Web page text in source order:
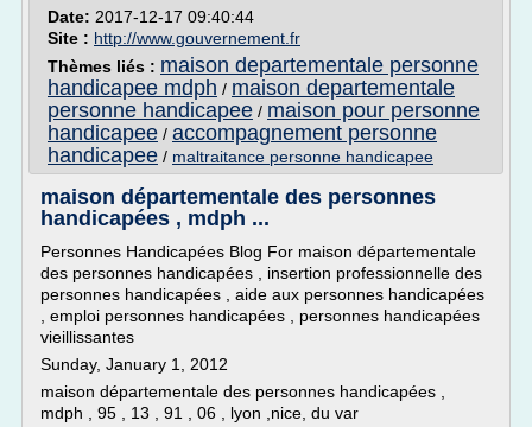
Date: 2017-12-17 09:40:44
Site : http://www.gouvernement.fr
Thèmes liés : maison departementale personne
handicapee mdph / maison departementale
personne handicapee / maison pour personne
handicapee / accompagnement personne
handicapee / maltraitance personne handicapee
maison départementale des personnes
handicapées , mdph ...
Personnes Handicapées Blog For maison départementale
des personnes handicapées , insertion professionnelle des
personnes handicapées , aide aux personnes handicapées
, emploi personnes handicapées , personnes handicapées
vieillissantes
Sunday, January 1, 2012
maison départementale des personnes handicapées ,
mdph , 95 , 13 , 91 , 06 , lyon ,nice, du var